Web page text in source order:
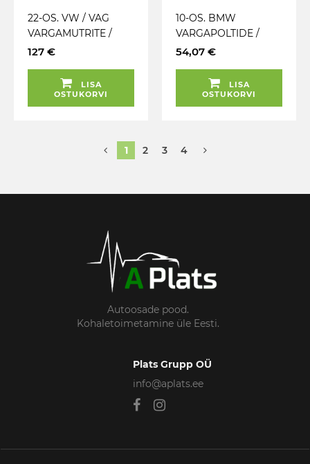
22-OS. VW / VAG
VARGAMUTRITE /
VARGAPOLTIDE
127 €
LISA
OSTUKORVI
10-OS. BMW
VARGAPOLTIDE /
VARGAMUTRITE
54,07 €
LISA
OSTUKORVI
1 2 3 4
Autoosade pood.
Kohaletoimetamine üle Eesti.
Plats Grupp OÜ
info@aplats.ee